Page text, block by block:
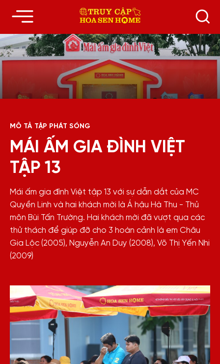
MÔ TẢ TẬP PHÁT SÓNG
MÁI ẤM GIA ĐÌNH VIỆT
TẬP 13
Mái ấm gia đình Việt tập 13 với sự dẫn dắt của MC
Quyền Linh và hai khách mời là Á hậu Hà Thu - Thủ
môn Bùi Tấn Trường. Hai khách mời đã vượt qua các
thử thách để giúp đỡ cho 3 hoàn cảnh là em Châu
Gia Lộc (2005), Nguyễn An Duy (2008), Võ Thị Yến Nhi
(2009)